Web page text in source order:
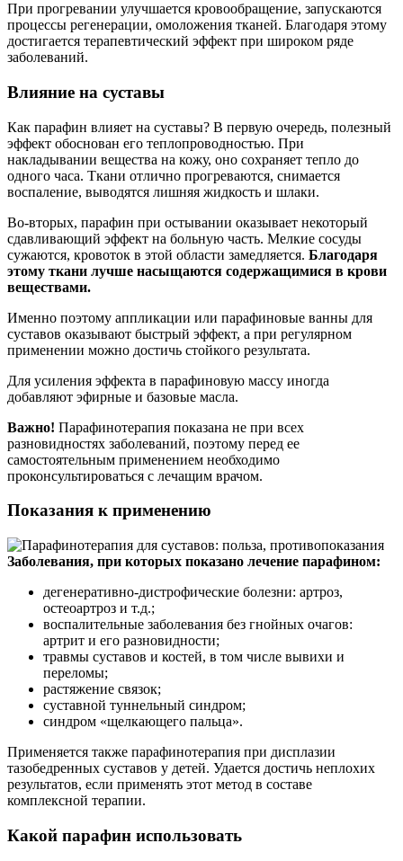
При прогревании улучшается кровообращение, запускаются
процессы регенерации, омоложения тканей. Благодаря этому
достигается терапевтический эффект при широком ряде
заболеваний.
Влияние на суставы
Как парафин влияет на суставы? В первую очередь, полезный
эффект обоснован его теплопроводностью. При
накладывании вещества на кожу, оно сохраняет тепло до
одного часа. Ткани отлично прогреваются, снимается
воспаление, выводятся лишняя жидкость и шлаки.
Во-вторых, парафин при остывании оказывает некоторый
сдавливающий эффект на больную часть. Мелкие сосуды
сужаются, кровоток в этой области замедляется. Благодаря
этому ткани лучше насыщаются содержащимися в крови
веществами.
Именно поэтому аппликации или парафиновые ванны для
суставов оказывают быстрый эффект, а при регулярном
применении можно достичь стойкого результата.
Для усиления эффекта в парафиновую массу иногда
добавляют эфирные и базовые масла.
Важно! Парафинотерапия показана не при всех
разновидностях заболеваний, поэтому перед ее
самостоятельным применением необходимо
проконсультироваться с лечащим врачом.
Показания к применению
Заболевания, при которых показано лечение парафином:
дегенеративно-дистрофические болезни: артроз,
остеоартроз и т.д.;
воспалительные заболевания без гнойных очагов:
артрит и его разновидности;
травмы суставов и костей, в том числе вывихи и
переломы;
растяжение связок;
суставной туннельный синдром;
синдром «щелкающего пальца».
Применяется также парафинотерапия при дисплазии
тазобедренных суставов у детей. Удается достичь неплохих
результатов, если применять этот метод в составе
комплексной терапии.
Какой парафин использовать